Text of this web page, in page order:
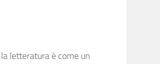
letteratura è come un